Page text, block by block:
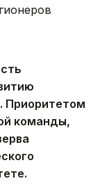
Приоритетом
команды,